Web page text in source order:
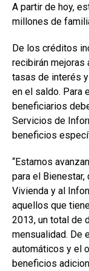
A partir de hoy,
millones de
De los créditos
recibirán mejoras
tasas de interés
en el saldo. Para
beneficiarios
Servicios de
beneficios
“Estamos
para el Bienestar,
Vivienda y al
aquellos que
2013, un total de
mensualidad. De
automáticos y el
beneficios